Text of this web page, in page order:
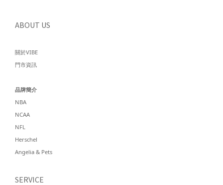
ABOUT US
關於VIBE
門市資訊
品牌簡介
NBA
NCAA
NFL
Herschel
Angelia & Pets
SERVICE